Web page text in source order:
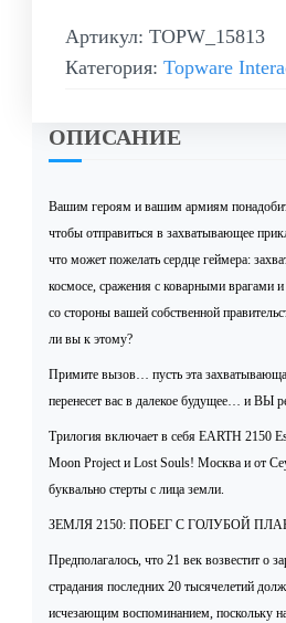
ОПИСАНИЕ
Вашим героям и вашим армиям
чтобы отправиться в захватывающее
что может пожелать сердце геймера:
космосе, сражения с коварными врагами
со стороны вашей собственной
ли вы к этому?
Примите вызов… пусть эта
перенесет вас в далекое будущее… и ВЫ
Трилогия включает в себя EARTH 2150
Moon Project и Lost Souls! Москва и от
буквально стерты с лица земли.
ЗЕМЛЯ 2150: ПОБЕГ С ГОЛУБОЙ
Предполагалось, что 21 век возвестит о
страдания последних 20 тысячелетий
исчезающим воспоминанием, поскольку
Артикул: TOPW_15813
Категория: Topware